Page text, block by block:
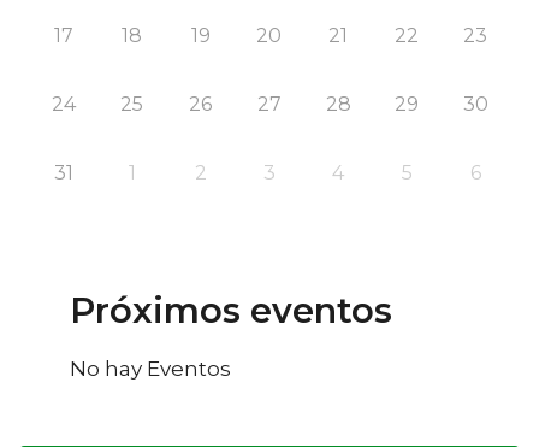
17 18 19 20 21 22 23
24 25 26 27 28 29 30
31 1 2 3 4 5 6
Próximos eventos
No hay Eventos